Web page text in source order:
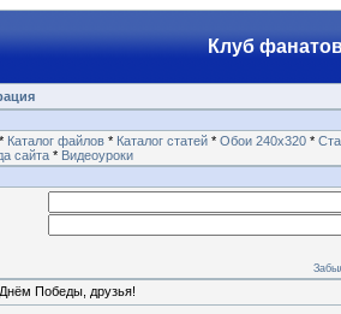
Клуб
* Каталог файлов * Каталог статей * Обои 240х320 *
сайта * Видеоуроки
Победы, друзья!